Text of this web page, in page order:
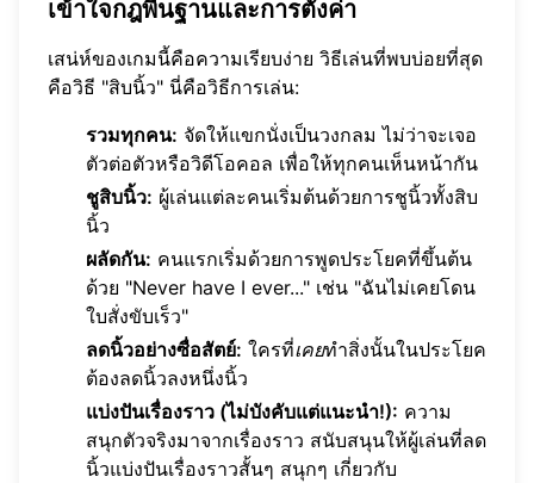
เข้าใจกฎพื้นฐานและการตั้งค่า
เสน่ห์ของเกมนี้คือความเรียบง่าย วิธีเล่นที่พบบ่อยที่สุด
คือวิธี "สิบนิ้ว" นี่คือวิธีการเล่น:
รวมทุกคน: จัดให้แขกนั่งเป็นวงกลม ไม่ว่าจะเจอ
ตัวต่อตัวหรือวิดีโอคอล เพื่อให้ทุกคนเห็นหน้ากัน
ชูสิบนิ้ว: ผู้เล่นแต่ละคนเริ่มต้นด้วยการชูนิ้วทั้งสิบ
นิ้ว
ผลัดกัน: คนแรกเริ่มด้วยการพูดประโยคที่ขึ้นต้น
ด้วย "Never have I ever..." เช่น "ฉันไม่เคยโดน
ใบสั่งขับเร็ว"
ลดนิ้วอย่างซื่อสัตย์: ใครที่เคยทำสิ่งนั้นในประโยค
ต้องลดนิ้วลงหนึ่งนิ้ว
แบ่งปันเรื่องราว (ไม่บังคับแต่แนะนำ!): ความ
สนุกตัวจริงมาจากเรื่องราว สนับสนุนให้ผู้เล่นที่ลด
นิ้วแบ่งปันเรื่องราวสั้นๆ สนุกๆ เกี่ยวกับ